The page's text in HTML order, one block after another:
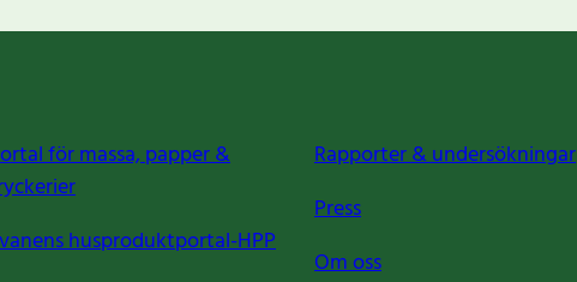
för massa, papper &
husproduktportal-HPP
Rapporter & undersökningar
Press
Om oss